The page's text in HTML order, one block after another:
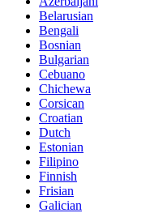
Belarusian
Bengali
Bosnian
Bulgarian
Cebuano
Chichewa
Corsican
Croatian
Dutch
Estonian
Filipino
Finnish
Frisian
Galician